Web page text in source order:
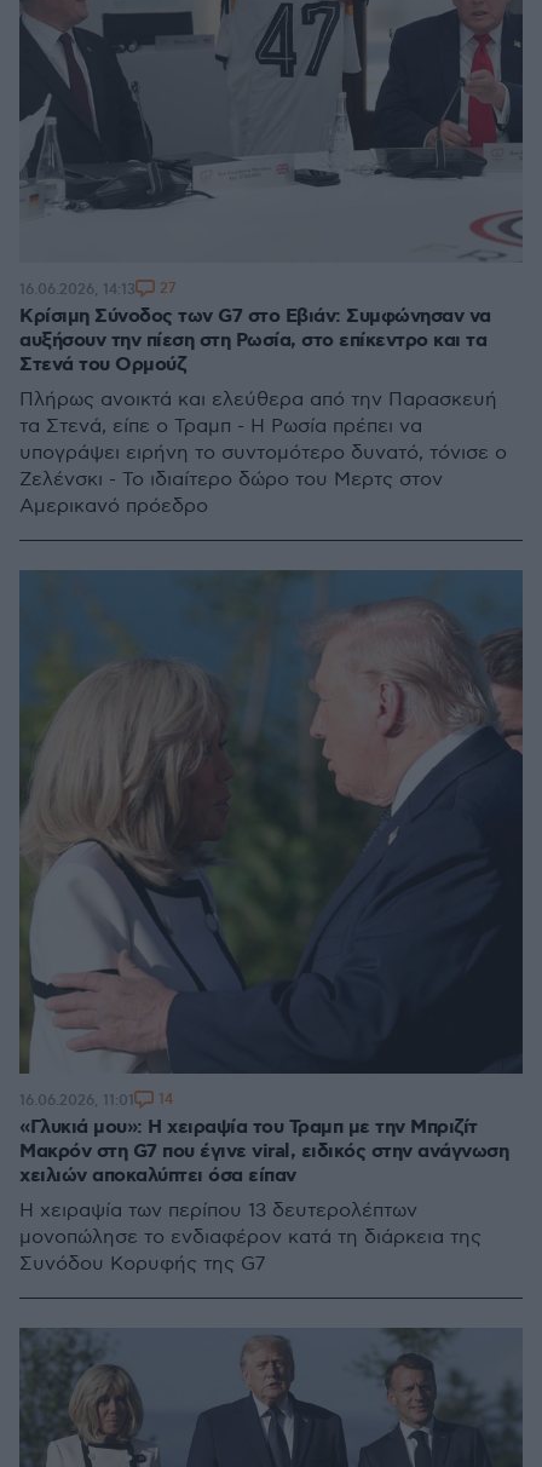
Κρίσιμη Σύνοδος των G7 στο Εβιάν: Συμφώνησαν να
αυξήσουν την πίεση στη Ρωσία, στο επίκεντρο και τα
Στενά του Ορμούζ
Πλήρως ανοικτά και ελεύθερα από την Παρασκευή
τα Στενά, είπε ο Τραμπ - Η Ρωσία πρέπει να
υπογράψει ειρήνη το συντομότερο δυνατό, τόνισε ο
Ζελένσκι - Το ιδιαίτερο δώρο του Μερτς στον
Αμερικανό πρόεδρο
16.06.2026, 14:13 27
«Γλυκιά μου»: Η χειραψία του Τραμπ με την Μπριζίτ
Μακρόν στη G7 που έγινε viral, ειδικός στην ανάγνωση
χειλιών αποκαλύπτει όσα είπαν
Η χειραψία των περίπου 13 δευτερολέπτων
μονοπώλησε το ενδιαφέρον κατά τη διάρκεια της
Συνόδου Κορυφής της G7
16.06.2026, 11:01 14